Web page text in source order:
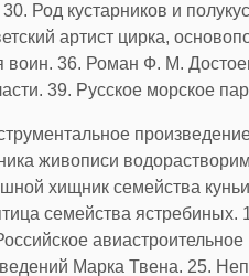
Род кустарников и
артист цирка,
36. Роман Ф. М.
39. Русское морское
живописи
хищник семейства
семейства ястребиных.
авиастроительное
Марка Твена. 25.